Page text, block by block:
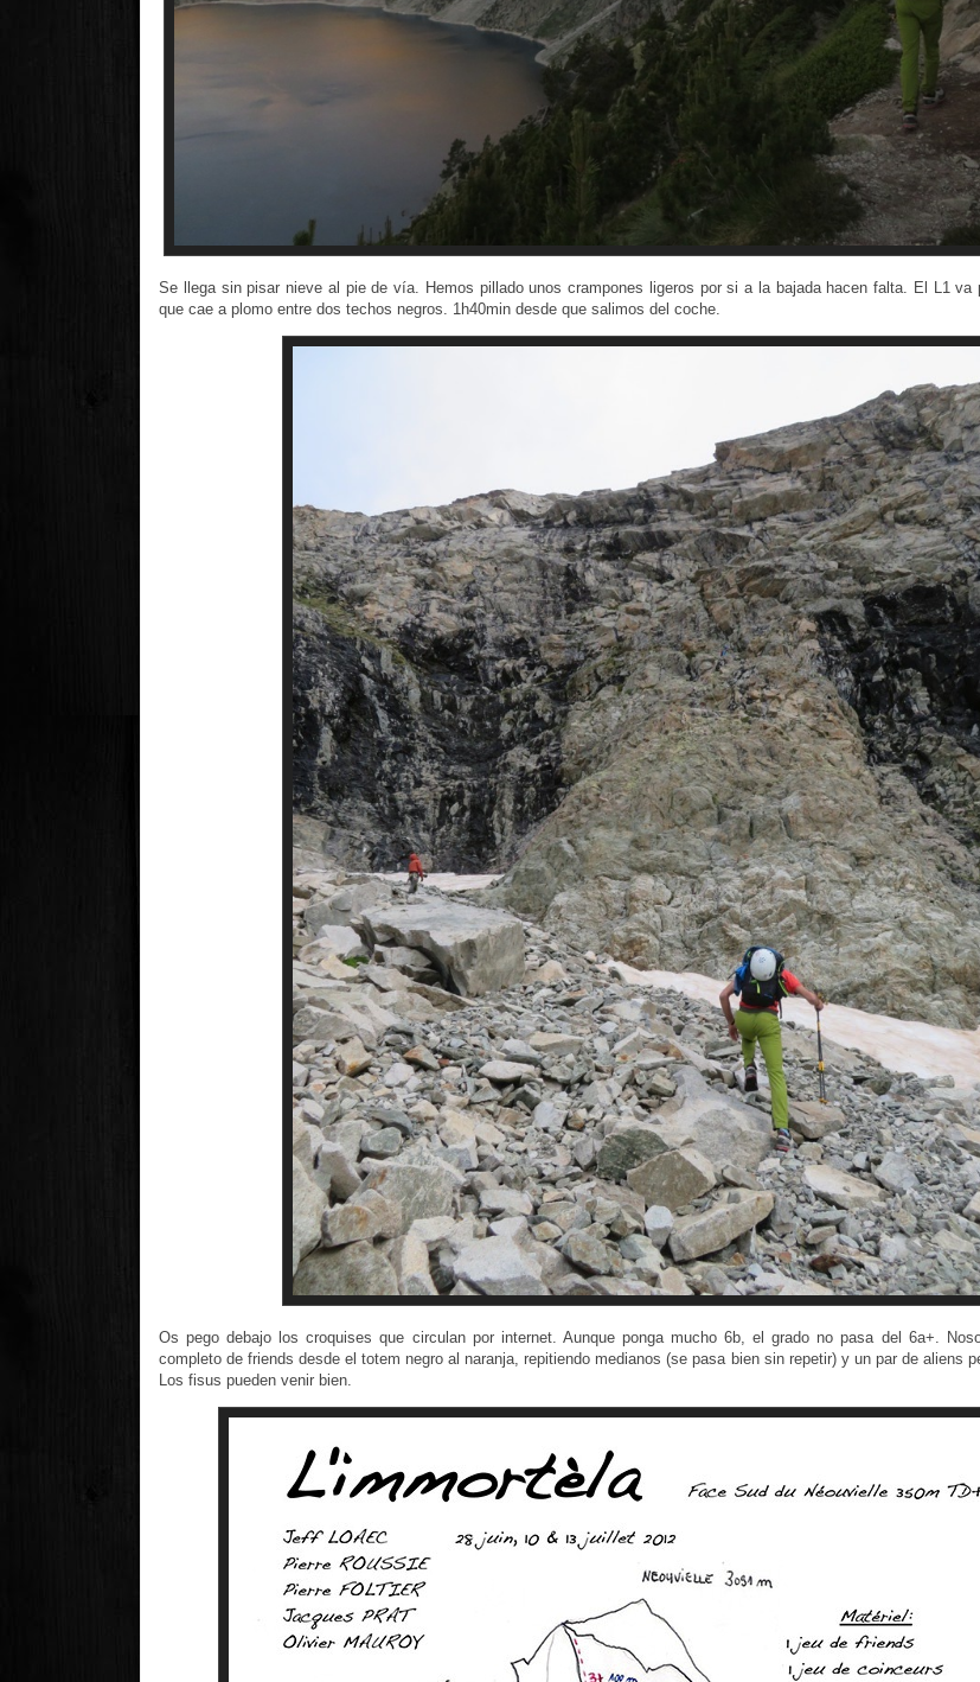
Se llega sin pisar nieve al pie de vía. Hemos pillado unos crampones ligeros por si a la bajada hacen falta. El L1 va
que cae a plomo entre dos techos negros. 1h40min desde que salimos del coche.
Os pego debajo los croquises que circulan por internet. Aunque ponga mucho 6b, el grado no pasa del 6a+.
completo de friends desde el totem negro al naranja, repitiendo medianos (se pasa bien sin repetir) y un par de aliens
Los fisus pueden venir bien.